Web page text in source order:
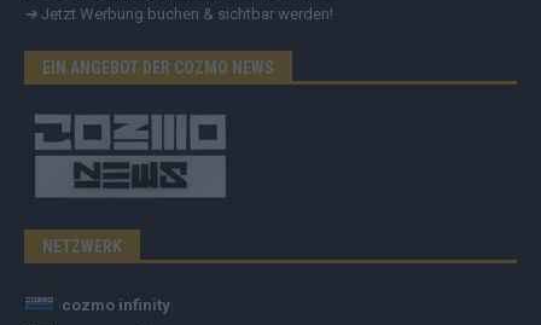
➔ Jetzt Werbung buchen & sichtbar werden!
EIN ANGEBOT DER COZMO NEWS
NETZWERK
cozmo infinity